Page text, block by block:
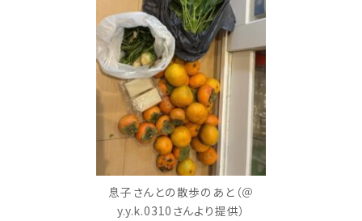
息子さんとの散歩のあと（＠
y.y.k.0310さんより提供）